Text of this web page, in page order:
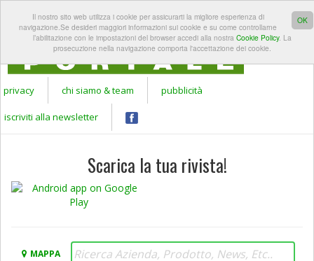
OK
Il nostro sito web utilizza i cookie per assicurarti la migliore esperienza di
navigazione.Se desideri maggiori informazioni sui cookie e su come controllarne
l’abilitazione con le impostazioni del browser accedi alla nostra Cookie Policy. La
prosecuzione nella navigazione comporta l'accettazione dei cookie.
GARDEN
PORTALE
LOGIN
privacy chi siamo & team pubblicità
iscriviti alla newsletter
Scarica la tua rivista!
MAPPA